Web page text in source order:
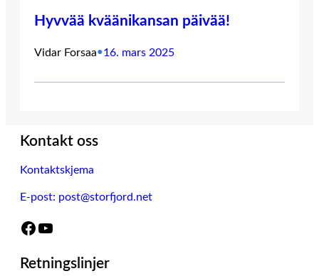
Hyvvää kväänikansan päivää!
Vidar Forsaa•16. mars 2025
Kontakt oss
Kontaktskjema
E-post: post@storfjord.net
Facebook YouTube
Retningslinjer